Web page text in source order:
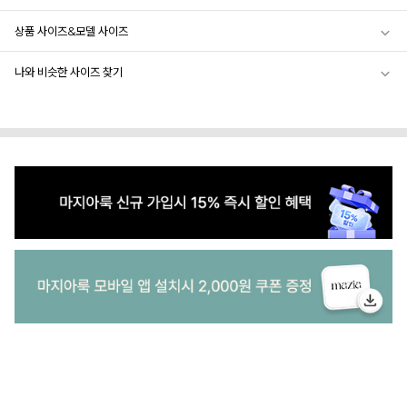
상품 사이즈&모델 사이즈
나와 비슷한 사이즈 찾기